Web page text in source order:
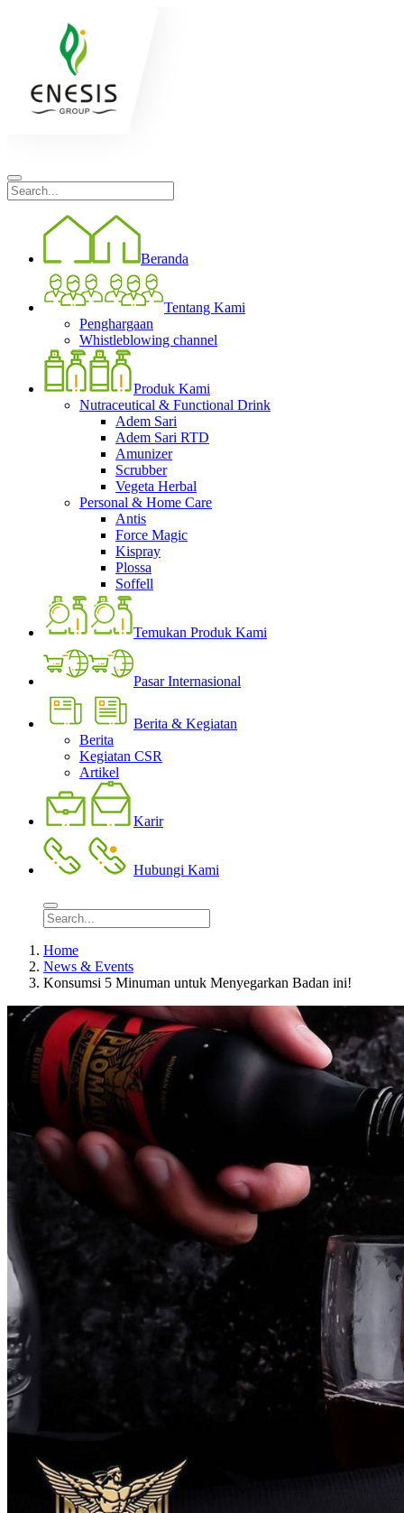
Beranda
Tentang Kami
Penghargaan
Whistleblowing channel
Produk Kami
Nutraceutical & Functional Drink
Adem Sari
Adem Sari RTD
Amunizer
Scrubber
Vegeta Herbal
Personal & Home Care
Antis
Force Magic
Kispray
Plossa
Soffell
Temukan Produk Kami
Pasar Internasional
Berita & Kegiatan
Berita
Kegiatan CSR
Artikel
Karir
Hubungi Kami
Home
News & Events
Konsumsi 5 Minuman untuk Menyegarkan Badan ini!